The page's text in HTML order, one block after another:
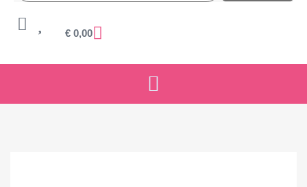
€ 0,00